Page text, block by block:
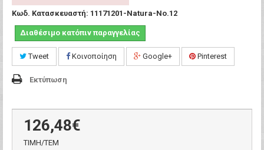
Κωδ. Κατασκευαστή: 11171201-Natura-Νο.12
Διαθέσιμο κατόπιν παραγγελίας
Tweet Κοινοποίηση Google+ Pinterest
Εκτύπωση
126,48€
ΤΙΜH/ΤΕΜ